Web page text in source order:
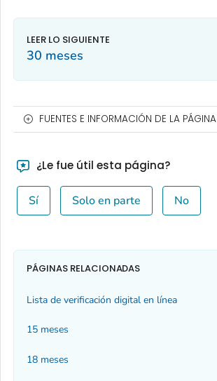
30 meses
FUENTES E INFORMACIÓN DE LA PÁGINA
¿Le fue útil esta página?
Sí Solo en parte No
PÁGINAS RELACIONADAS
Lista de verificación digital en línea
15 meses
18 meses